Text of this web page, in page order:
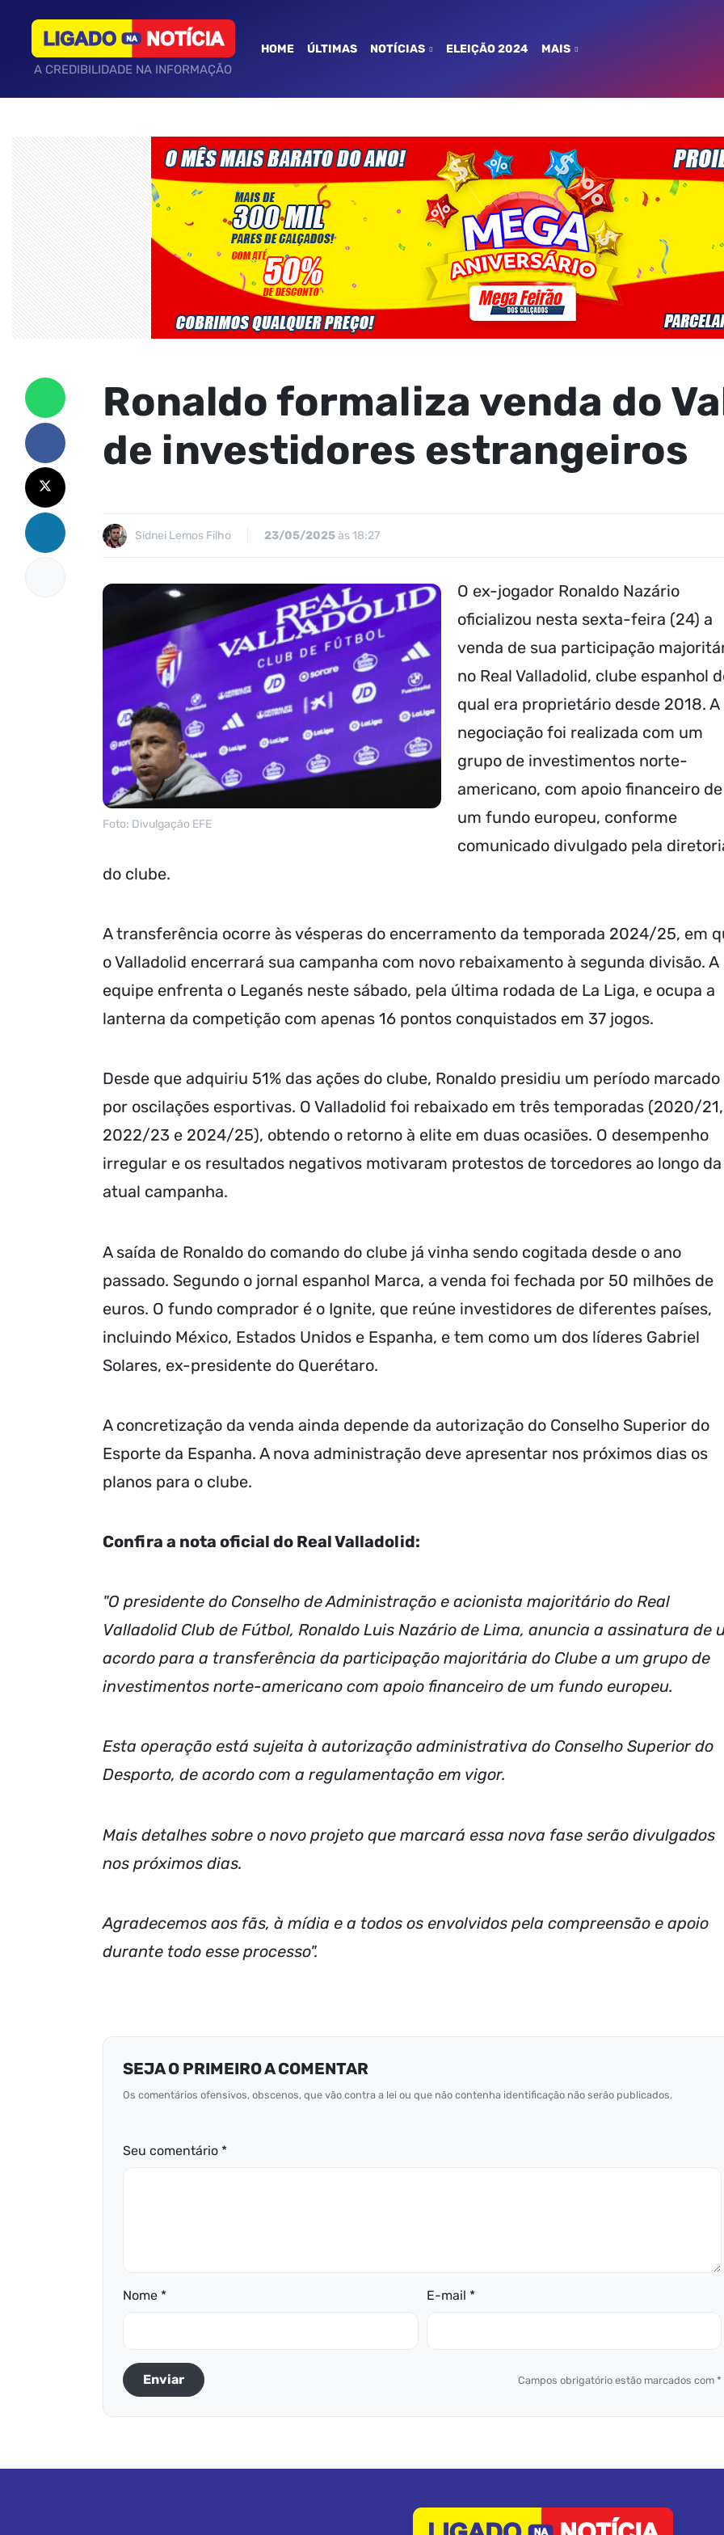
A CREDIBILIDADE NA INFORMAÇÃO
HOME ÚLTIMAS NOTÍCIAS ELEIÇÃO 2024 MAIS
Ronaldo formaliza venda do
de investidores estrangeiros
Sidnei Lemos Filho 23/05/2025às 18:27
Foto: Divulgação EFE
O ex-jogador Ronaldo Nazário
oficializou nesta sexta-feira (24) a
venda de sua participação
no Real Valladolid, clube espanhol
qual era proprietário desde 2018. A
negociação foi realizada com um
grupo de investimentos norte-
americano, com apoio financeiro de
um fundo europeu, conforme
comunicado divulgado pela
do clube.
A transferência ocorre às vésperas do encerramento da temporada 2024/25, em
o Valladolid encerrará sua campanha com novo rebaixamento à segunda divisão. A
equipe enfrenta o Leganés neste sábado, pela última rodada de La Liga, e ocupa a
lanterna da competição com apenas 16 pontos conquistados em 37 jogos.
Desde que adquiriu 51% das ações do clube, Ronaldo presidiu um período marcado
por oscilações esportivas. O Valladolid foi rebaixado em três temporadas (2020/21,
2022/23 e 2024/25), obtendo o retorno à elite em duas ocasiões. O desempenho
irregular e os resultados negativos motivaram protestos de torcedores ao longo da
atual campanha.
A saída de Ronaldo do comando do clube já vinha sendo cogitada desde o ano
passado. Segundo o jornal espanhol Marca, a venda foi fechada por 50 milhões de
euros. O fundo comprador é o Ignite, que reúne investidores de diferentes países,
incluindo México, Estados Unidos e Espanha, e tem como um dos líderes Gabriel
Solares, ex-presidente do Querétaro.
A concretização da venda ainda depende da autorização do Conselho Superior do
Esporte da Espanha. A nova administração deve apresentar nos próximos dias os
planos para o clube.
Confira a nota oficial do Real Valladolid:
"O presidente do Conselho de Administração e acionista majoritário do Real
Valladolid Club de Fútbol, ​​Ronaldo Luis Nazário de Lima, anuncia a assinatura de
acordo para a transferência da participação majoritária do Clube a um grupo de
investimentos norte-americano com apoio financeiro de um fundo europeu.
Esta operação está sujeita à autorização administrativa do Conselho Superior do
Desporto, de acordo com a regulamentação em vigor.
Mais detalhes sobre o novo projeto que marcará essa nova fase serão divulgados
nos próximos dias.
Agradecemos aos fãs, à mídia e a todos os envolvidos pela compreensão e apoio
durante todo esse processo".
SEJA O PRIMEIRO A COMENTAR
Os comentários ofensivos, obscenos, que vão contra a lei ou que não contenha identificação não serão publicados.
Seu comentário *
Nome * E-mail *
Enviar Campos obrigatório estão marcados com *